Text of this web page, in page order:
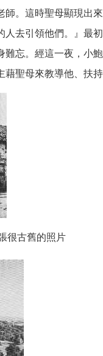
。這時聖母顯現出
去引領他們。』最
忘。經這一夜，小
聖母來教導他、扶持
很古舊的照片